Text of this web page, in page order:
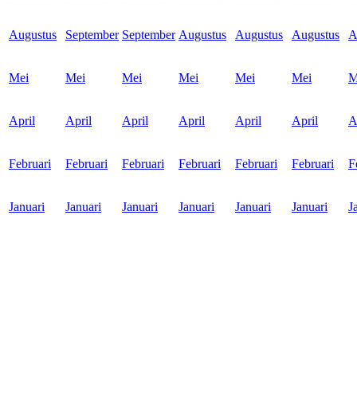
Augustus September September Augustus Augustus Augustus
Mei Mei Mei Mei Mei Mei
April April April April April April
Februari Februari Februari Februari Februari Februari
Januari Januari Januari Januari Januari Januari